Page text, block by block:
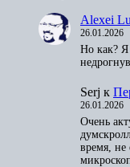
Alexei
26.01.2026
Но как?
Serj к
26.01.2026
Очень
время, не